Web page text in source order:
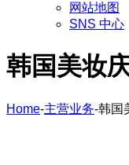
网站地图
SNS 中心
韩国美妆
Home-主营业务-韩国